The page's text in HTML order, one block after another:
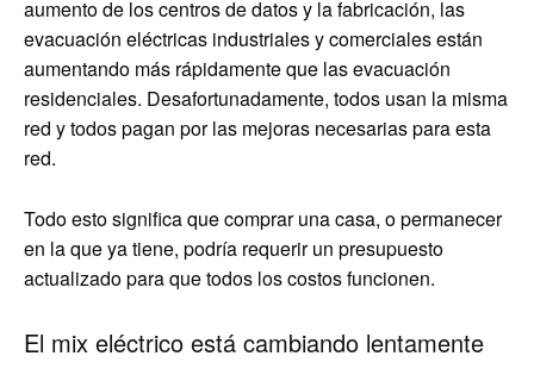
aumento de los centros de datos y la fabricación, las
evacuación eléctricas industriales y comerciales están
aumentando más rápidamente que las evacuación
residenciales. Desafortunadamente, todos usan la misma
red y todos pagan por las mejoras necesarias para esta
red.
Todo esto significa que comprar una casa, o permanecer
en la que ya tiene, podría requerir un presupuesto
actualizado para que todos los costos funcionen.
El mix eléctrico está cambiando lentamente